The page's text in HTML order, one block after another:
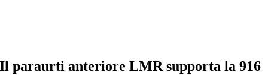
Il paraurti anteriore LMR supporta la 916